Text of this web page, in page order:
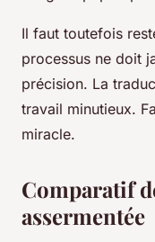
Il faut toutefois
processus ne doit
précision. La
travail minutieux.
miracle.
Comparatif
assermentée